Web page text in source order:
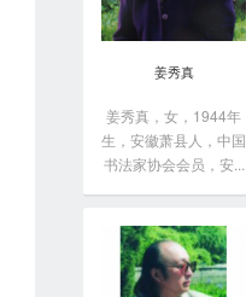
姜秀真
姜秀真，女，1944年
生，安徽萧县人，中国
书法家协会会员，安...